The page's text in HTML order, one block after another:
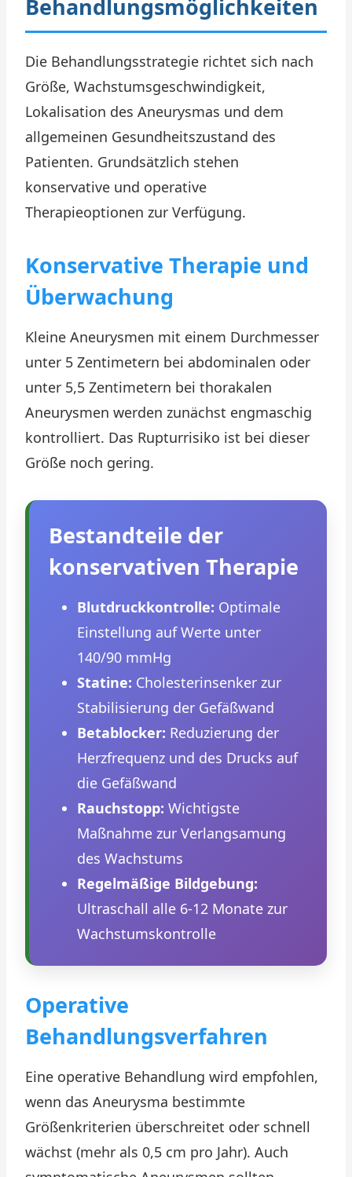
Behandlungsmöglichkeiten
Die Behandlungsstrategie richtet sich nach
Größe, Wachstumsgeschwindigkeit,
Lokalisation des Aneurysmas und dem
allgemeinen Gesundheitszustand des
Patienten. Grundsätzlich stehen
konservative und operative
Therapieoptionen zur Verfügung.
Konservative Therapie und
Überwachung
Kleine Aneurysmen mit einem Durchmesser
unter 5 Zentimetern bei abdominalen oder
unter 5,5 Zentimetern bei thorakalen
Aneurysmen werden zunächst engmaschig
kontrolliert. Das Rupturrisiko ist bei dieser
Größe noch gering.
Bestandteile der
konservativen Therapie
Blutdruckkontrolle: Optimale
Einstellung auf Werte unter
140/90 mmHg
Statine: Cholesterinsenker zur
Stabilisierung der Gefäßwand
Betablocker: Reduzierung der
Herzfrequenz und des Drucks auf
die Gefäßwand
Rauchstopp: Wichtigste
Maßnahme zur Verlangsamung
des Wachstums
Regelmäßige Bildgebung:
Ultraschall alle 6-12 Monate zur
Wachstumskontrolle
Operative
Behandlungsverfahren
Eine operative Behandlung wird empfohlen,
wenn das Aneurysma bestimmte
Größenkriterien überschreitet oder schnell
wächst (mehr als 0,5 cm pro Jahr). Auch